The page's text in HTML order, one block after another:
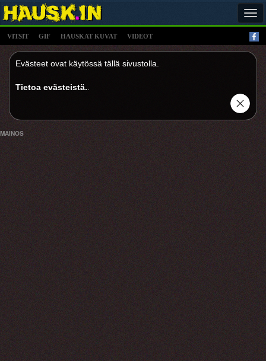
VITSIT GIF HAUSKAT KUVAT VIDEOT
Evästeet ovat käytössä tällä sivustolla.
Tietoa evästeistä.
MAINOS